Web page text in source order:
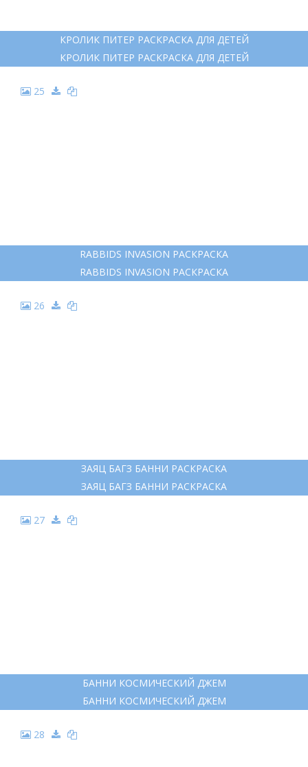
КРОЛИК ПИТЕР РАСКРАСКА ДЛЯ ДЕТЕЙ
КРОЛИК ПИТЕР РАСКРАСКА ДЛЯ ДЕТЕЙ
25
RABBIDS INVASION РАСКРАСКА
RABBIDS INVASION РАСКРАСКА
26
ЗАЯЦ БАГЗ БАННИ РАСКРАСКА
ЗАЯЦ БАГЗ БАННИ РАСКРАСКА
27
БАННИ КОСМИЧЕСКИЙ ДЖЕМ
БАННИ КОСМИЧЕСКИЙ ДЖЕМ
28